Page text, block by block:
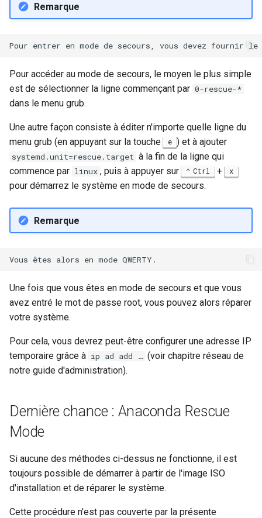
Remarque
Pour accéder au mode de secours, le moyen le plus simple
est de sélectionner la ligne commençant par 0-rescue-*
dans le menu grub.
Une autre façon consiste à éditer n'importe quelle ligne du
menu grub (en appuyant sur la touche
e ) et à ajouter
systemd.unit=rescue.target à la fin de la ligne qui
commence par linux , puis à appuyer sur Ctrl + x
pour démarrez le système en mode de secours.
Remarque
Une fois que vous êtes en mode de secours et que vous
avez entré le mot de passe root, vous pouvez alors réparer
votre système.
Pour cela, vous devrez peut-être configurer une adresse IP
temporaire grâce à ip ad add … (voir chapitre réseau de
notre guide d'administration).
Dernière chance : Anaconda Rescue
Mode
Si aucune des méthodes ci-dessus ne fonctionne, il est
toujours possible de démarrer à partir de l'image ISO
d'installation et de réparer le système.
Cette procédure n'est pas couverte par la présente